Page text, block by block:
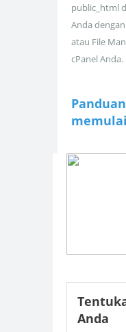
public_html
Anda
atau File
cPanel Anda.
Anda